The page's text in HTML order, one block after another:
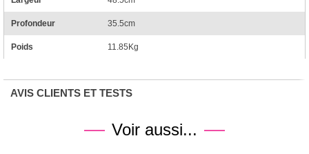
Profondeur 35.5cm
Poids 11.85Kg
AVIS CLIENTS ET TESTS
Voir aussi...